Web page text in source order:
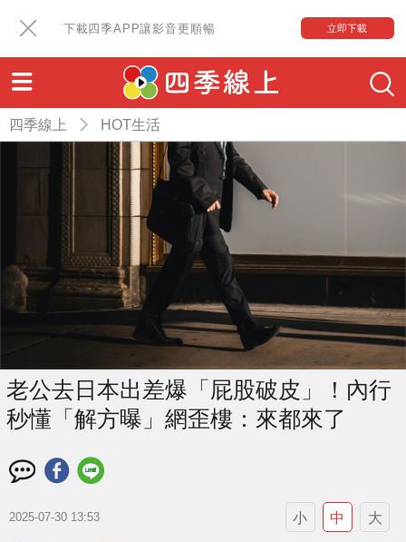
下載四季APP讓影音更順暢 立即下載
四季線上 HOT生活
老公去日本出差爆「屁股破皮」！內行
秒懂「解方曝」網歪樓：來都來了
2025-07-30 13:53 小 中 大